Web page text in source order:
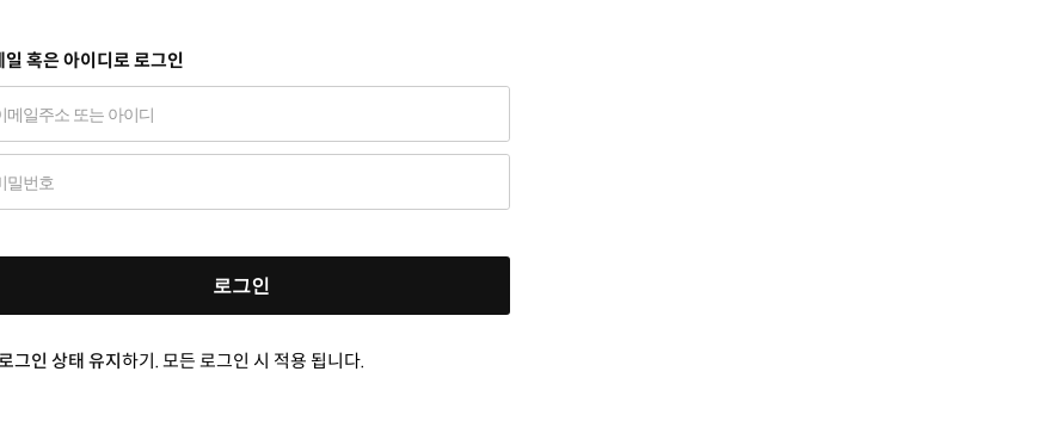
일 혹은 아이디로 로그인
로그인
그인 상태 유지하기. 모든 로그인 시 적용 됩니다.